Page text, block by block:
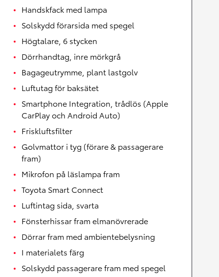
Handskfack med lampa
Solskydd förarsida med spegel
Högtalare, 6 stycken
Dörrhandtag, inre mörkgrå
Bagageutrymme, plant lastgolv
Luftutag för baksätet
Smartphone Integration, trådlös (Apple
CarPlay och Android Auto)
Friskluftsfilter
Golvmattor i tyg (förare & passagerare
fram)
Mikrofon på läslampa fram
Toyota Smart Connect
Luftintag sida, svarta
Fönsterhissar fram elmanövrerade
Dörrar fram med ambientebelysning
I materialets färg
Solskydd passagerare fram med spegel